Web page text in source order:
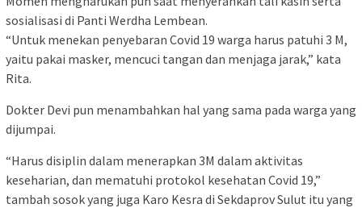
sosialisasi di Panti Werdha Lembean.
“Untuk menekan penyebaran Covid 19 warga harus patuhi 3 M,
yaitu pakai masker, mencuci tangan dan menjaga jarak,” kata
Rita.
Dokter Devi pun menambahkan hal yang sama pada warga yang
dijumpai.
“Harus disiplin dalam menerapkan 3M dalam aktivitas
keseharian, dan mematuhi protokol kesehatan Covid 19,”
tambah sosok yang juga Karo Kesra di Sekdaprov Sulut itu yang